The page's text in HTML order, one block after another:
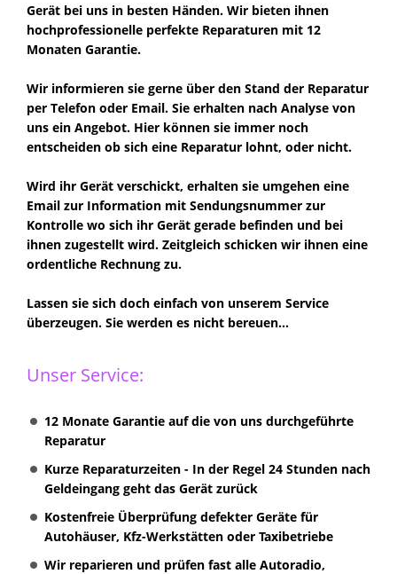
Gerät bei uns in besten Händen. Wir bieten ihnen
hochprofessionelle perfekte Reparaturen mit 12
Monaten Garantie.
Wir informieren sie gerne über den Stand der Reparatur
per Telefon oder Email. Sie erhalten nach Analyse von
uns ein Angebot. Hier können sie immer noch
entscheiden ob sich eine Reparatur lohnt, oder nicht.
Wird ihr Gerät verschickt, erhalten sie umgehen eine
Email zur Information mit Sendungsnummer zur
Kontrolle wo sich ihr Gerät gerade befinden und bei
ihnen zugestellt wird. Zeitgleich schicken wir ihnen eine
ordentliche Rechnung zu.
Lassen sie sich doch einfach von unserem Service
überzeugen. Sie werden es nicht bereuen...
Unser Service:
12 Monate Garantie auf die von uns durchgeführte
Reparatur
Kurze Reparaturzeiten - In der Regel 24 Stunden nach
Geldeingang geht das Gerät zurück
Kostenfreie Überprüfung defekter Geräte für
Autohäuser, Kfz-Werkstätten oder Taxibetriebe
Wir reparieren und prüfen fast alle Autoradio,